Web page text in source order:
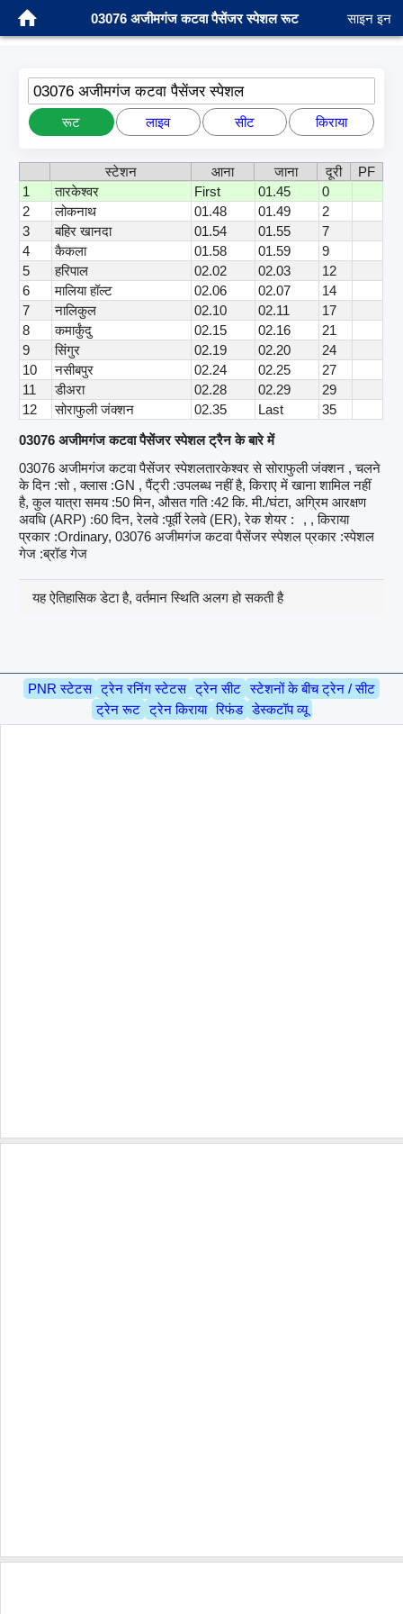
03076 अजीमगंज कटवा पैसेंजर स्पेशल रूट साइन इन
03076 अजीमगंज कटवा पैसेंजर स्पेशल
रूट लाइव सीट किराया
स्टेशन आना जाना दूरी
PF
1
तारकेश्वर First 01.45
0
2
लोकनाथ 01.48 01.49
2
3
बहिर खानदा 01.54 01.55
7
4
कैकला 01.58 01.59
9
5
हरिपाल 02.02 02.03
12
6
मालिया हॉल्ट 02.06 02.07
14
7
नालिकुल 02.10 02.11
17
8
कमार्कुंदु 02.15 02.16
21
9
सिंगुर 02.19 02.20
24
10
नसीबपुर 02.24 02.25
27
11
डीअरा 02.28 02.29
29
12
सोराफुली जंक्शन 02.35 Last
35
03076 अजीमगंज कटवा पैसेंजर स्पेशल ट्रैन के बारे में
03076 अजीमगंज कटवा पैसेंजर स्पेशलतारकेश्वर से सोराफुली जंक्शन , चलने
के दिन :सो , क्लास :GN , पैंट्री :उपलब्ध नहीं है, किराए में खाना शामिल नहीं
है, कुल यात्रा समय :50 मिन, औसत गति :42 कि. मी./घंटा, अग्रिम आरक्षण
अवधि (ARP) :60 दिन, रेलवे :पूर्वी रेलवे (ER), रेक शेयर :
, , किराया
प्रकार :Ordinary, 03076 अजीमगंज कटवा पैसेंजर स्पेशल प्रकार :स्पेशल
गेज :ब्रॉड गेज
यह ऐतिहासिक डेटा है, वर्तमान स्थिति अलग हो सकती है
PNR स्टेटस ट्रेन रनिंग स्टेटस ट्रेन सीट स्टेशनों के बीच ट्रेन / सीट
ट्रेन रूट ट्रेन किराया रिफंड डेस्कटॉप व्यू